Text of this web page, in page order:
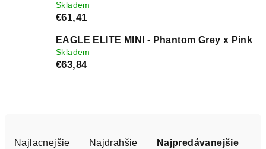
Skladem
€61,41
EAGLE ELITE MINI - Phantom Grey x Pink
Skladem
€63,84
Najlacnejšie Najdrahšie Najpredávanejšie